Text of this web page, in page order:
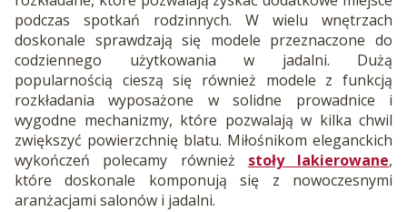
podczas spotkań rodzinnych. W wielu wnętrzach
doskonale sprawdzają się modele przeznaczone do
codziennego użytkowania w jadalni. Dużą
popularnością cieszą się również modele z funkcją
rozkładania wyposażone w solidne prowadnice i
wygodne mechanizmy, które pozwalają w kilka chwil
zwiększyć powierzchnię blatu. Miłośnikom eleganckich
wykończeń polecamy również stoły lakierowane,
które doskonale komponują się z nowoczesnymi
aranżacjami salonów i jadalni.